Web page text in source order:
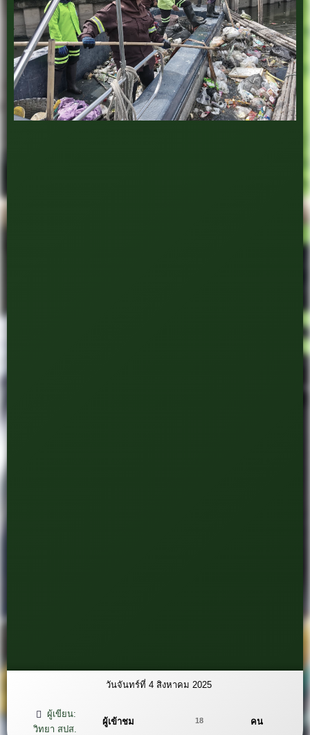
วันจันทร์ที่ 4 สิงหาคม 2025
ผู้เขียน:
วิทยา สปส.
ผู้เข้าชม 18 คน